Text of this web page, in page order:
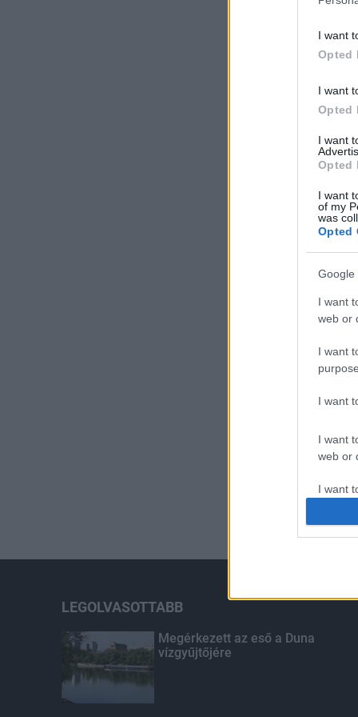
I want
Opted
I want
Opted
I want
Opted
I want
of my
was
Opted
Google
I want
web or
I want
I want
I want
web or
I want
I want
LEGOLVASOTTABB
Megérkezett az eső a Duna
vízgyűjtőjére